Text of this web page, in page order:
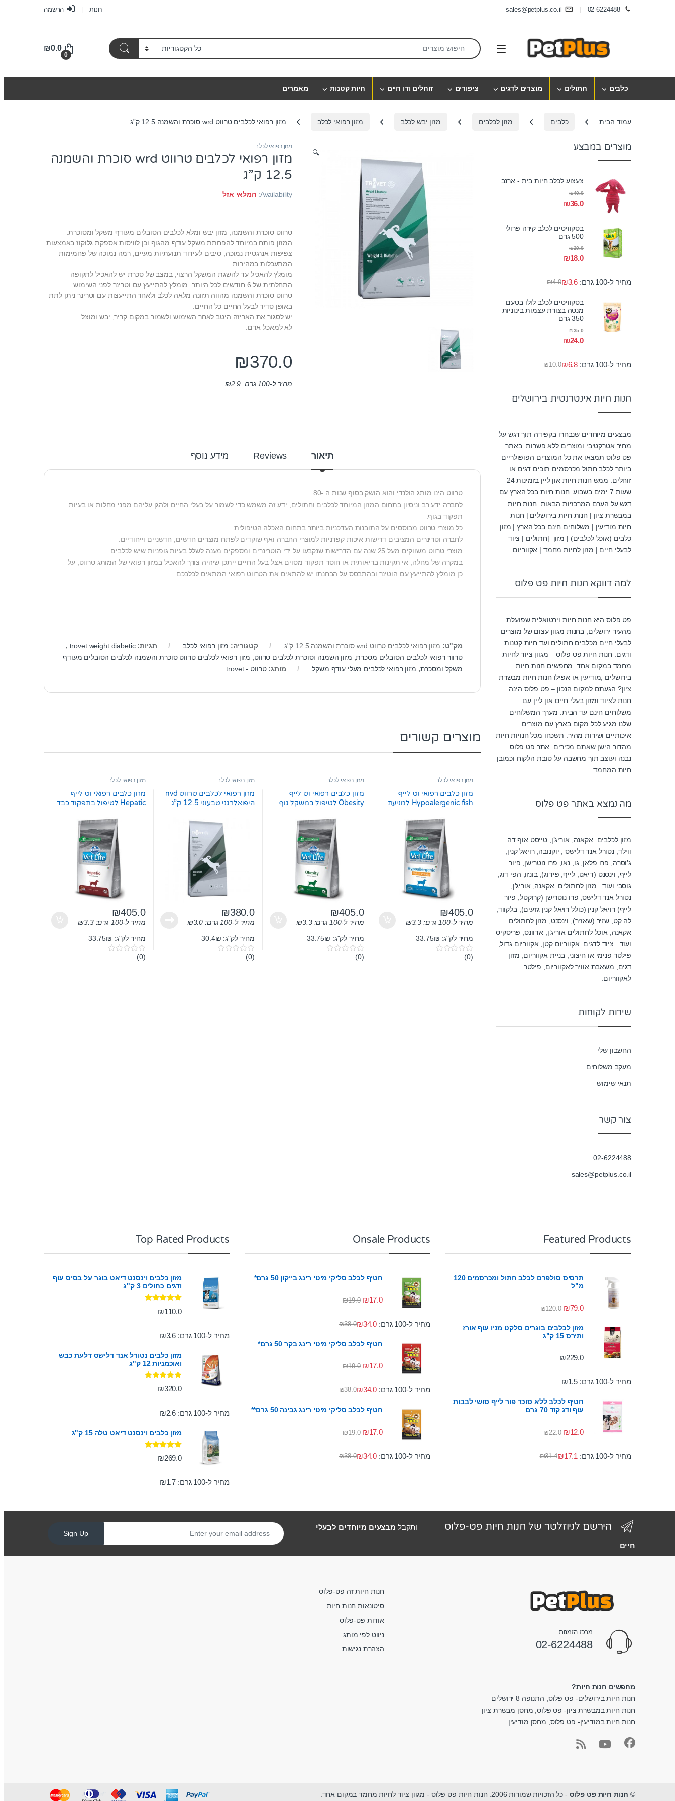
Skip to navigation
02-6224488
sales@petplus.co.il חנות הרשמה
Open
Search for:
0
₪0.0
כלבים חתולים מוצרים לדגים ציפורים זוחלים ודו חיים חיות קטנות מאמרים
עמוד הבית כלבים מזון לכלבים מזון יבש לכלב מזון רפואי לכלב מזון רפואי לכלבים טרווט wrd סוכרת והשמנה 12.5 ק”ג
🔍
מזון רפואי לכלב
מזון רפואי לכלבים טרווט wrd סוכרת והשמנה
12.5 ק”ג
Availability: המלאי אזל
טרווט סוכרת והשמנה, מזון יבש ומלא לכלבים הסובלים מעודף משקל ומסוכרת.
המזון פותח במיוחד להפחתת משקל עודף מהגוף וכן לוויסות אספקת גלוקוז באמצעות
צפיפות אנרגטית נמוכה, סיבים לעידוד תנועתיות מעיים, רמה נמוכה של פחמימות
המתעכלות במהירות.
מומלץ להאכיל עד להשגת המשקל הרצוי, במצב של סכרת יש להאכיל לתקופה
התחלתית של 6 חודשים לכל היותר. מומלץ להתייעץ עם וטרינר לפני השימוש.
טרווט סוכרת והשמנה מהווה תזונה מלאה לכלב ולאחר התייעצות עם וטרינר ניתן לתת
באופן סדיר לבעל החיים כל החיים.
יש לסגור את האריזה היטב לאחר השימוש ולשמור במקום קריר, יבש ומוצל.
לא למאכל אדם.
₪370.0
מחיר ל-100 גרם: ₪2.9
תיאור Reviews מידע נוסף
טרווט הינו מותג הולנדי והוא הושק בסוף שנות ה -80.
לחברה ידע רב וניסיון בתחום המזון המיוחד לכלבים וחתולים, ידע זה משמש כדי לשמור על בעלי החיים ולהגן עליהם מפני מחלות או בעיות
תפקוד בגוף.
כל מוצרי טרווט מבוססים על התובנות העדכניות ביותר בתחום האכלה הטיפולית.
לחברה וטרינרים המציבים דרישות איכות קפדניות למוצרי החברה ואף שוקדים לפתח מוצרים חדשים, חדשניים וייחודיים.
מוצרי טרווט משווקים מעל 25 שנה עם הדרישות שנקבעו על ידי הוטרינרים ומספקים מענה לשלל בעיות גופניות שיש לכלבים.
במקרה של מחלה, אי תקינות בריאותית או חוסר תפקוד מסוים אצל בעל החיים ייתכן שיהיה צורך להאכיל במזון רפואי של המותג טרווט, על
כן מומלץ להתייעץ עם הוטינר ובהתבסס על הבחנתו יש להתאים את הטרווט רפואי המתאים לכלבכם.
מק"ט: מזון רפואי לכלבים טרווט wrd סוכרת והשמנה 12.5 ק"ג קטגוריה: מזון רפואי לכלב תגיות:trovet weight diabetic.
,
טרוור רפואי לכלבים הסובלים מסכרת, מזון השמנה וסוכרת לכלבים טרווט, מזון רפואי לכלבים טרווט סוכרת והשמנה לכלבים הסובלים מעודף
משקל ומסכרת, מזון רפואי לכלבים מעלי עודף משקל מותג:טרווט - trovet
מוצרים קשורים
מזון רפואי לכלב
מזון כלבים רפואי וט לייף
Hypoalergenic fish למניעת
₪405.0
מחיר ל-100 גרם: ₪3.3
מחיר לק"ג: 33.75₪
0(0)
מזון רפואי לכלב
מזון כלבים רפואי וט לייף
Obesity לטיפול במשקל גוף
₪405.0
מחיר ל-100 גרם: ₪3.3
מחיר לק"ג: 33.75₪
0
(0)
מזון רפואי לכלב
מזון רפואי לכלבים טרווט nvd
היפואלרגני טבעוני 12.5 ק”ג
₪380.0
מחיר ל-100 גרם: ₪3.0
מחיר לק"ג: 30.4₪
0(0)
מזון רפואי לכלב
מזון כלבים רפואי וט לייף
Hepatic לטיפול בתפקוד כבד
₪405.0
מחיר ל-100 גרם: ₪3.3
מחיר לק"ג: 33.75₪
0
(0)
מוצרים במבצע
צעצוע לכלב חיות בית - ארנב
₪36.0
₪40.0
בסקוויטים לכלב קירה פרולי
500 גרם
₪18.0
₪20.0
מחיר ל-100 גרם: ₪4.0₪3.6
בסקוויטים לכלב לולו בטעם
מנטה בצורת עצמות בינוניות
350 גרם
₪24.0
₪35.0
מחיר ל-100 גרם: ₪10.0₪6.8
חנות חיות אינטרנטית בירושלים
מבצעים מיוחדים שנבחרו בקפידה תוך דגש על
מחיר אטרקטיבי ומוצרים ללא פשרות. באתר
פט פלוס תמצאו את כל המוצרים הפופולריים
ביותר לכלב חתול מכרסמים תוכים דגים או
זוחלים. ממש חנות חיות און ליין בזמינות 24
שעות 7 ימים בשבוע. חנות חיות בכל הארץ עם
דגש על הערם המרכזיות הבאות: חנות חיות
במבשרת ציון | חנות חיות בירושלים | חנות
חיות מודיעין | משלוחים חינם בכל הארץ | מזון
כלבים (אוכל לכלבים) | מזון |חתולים | ציוד
לבעלי חיים | מזון לחיות מחמד | אקווריום
למה דווקא חנות חיות פט פלוס
פט פלוס היא חנות חיות וירטואלית שפועלת
מהעיר ירושלים, בחנות מגוון עצום של מוצרים
לבעלי חיים מכלבים חתולים ועד חיות קטנות
ודגים. חנות חיות פט פלוס – מגוון ציוד לחיות
מחמד במקום אחד. מחפשים חנות חיות
בירושלים ,מודיעין או אפילו חנות חיות מבשרת
ציון? הגעתם למקום הנכון – פט פלוס הינה
חנות לציוד ומזון בעלי חיים און ליין עם
משלוחים חינם עד הבית. מערך המשלוחים
שלנו מגיע לכל מקום בארץ עם מוצרים
איכותיים ושירות מהיר. תשכחו מכל חנויות חיות
מהדור הישן שאתם מכירים. אתר פט פלוס
נבנה ועוצב תוך מחשבה על טובת הלקוח וכמובן
חיות המחמד.
מה נמצא באתר פט פלוס
מזון לכלבים: אקאנה, אוריג’ן, טייסט אוף דה
ווילד, נטורל אנד דלישס , יוקנובה, רויאל קנין,
ג’וסרה, פרו פלאן, גו, נאו, פרו נוטרישן, פיור
לייף, וינסנט (דיאט, לייף, פידוג), בונזו, הפי דוג,
גוסבי ועוד.. מזון לחתולים: אקאנה, אוריג’ן,
נטורל אנד דלישס, פרו נוטרישן (קרוקטל, פיור
לייף) רויאל קנין (כולל רויאל קנין גזעים), בלקווד,
לה קט, שזיר (שאזיר), וינסנט, מזון לחתולים
אקאנה, אוכל לחתולים אוריג’ן, אדוונס, פריסקיס
ועוד.. ציוד לדגים: אקווריום קטן, אקווריום גדול,
פילטר פנימי או חיצוני, בניית אקווריום, מזון
דגים, משאבת אוויר לאקווריום, פילטר
לאקווריום.
שירות לקוחות
החשבון שלי
מעקב משלוחים
תנאי שימוש
צור קשר
02-6224488
sales@petplus.co.il
Featured Products
תרסיס סולפרם לכלב חתול ומכרסמים 120
מ"ל
₪79.0
₪120.0
מזון לכלבים בוגרים סלקט מניו עוף אורז
ותירס 15 ק"ג
₪229.0
מחיר ל-100 גרם: ₪1.5
חטיף לכלב ללא סוכר פור לייף סושי לבבות
עוף ודג קוד 70 גרם
₪12.0
₪22.0
מחיר ל-100 גרם: ₪31.4₪17.1
Onsale Products
חטיף לכלב סליקי מיטי רינג בייקון 50 גרם*
₪17.0
₪19.0
מחיר ל-100 גרם: ₪38.0₪34.0
חטיף לכלב סליקי מיטי רינג בקר 50 גרם*
₪17.0
₪19.0
מחיר ל-100 גרם: ₪38.0₪34.0
חטיף לכלב סליקי מיטי רינג גבינה 50 גרם**
₪17.0
₪19.0
מחיר ל-100 גרם: ₪38.0₪34.0
Top Rated Products
מזון כלבים וינסנט דיאט בוגר על בסיס עוף
ודגים כחולים 3 ק"ג
דורג 5.00
מתוך 5 ₪110.0
מחיר ל-100 גרם: ₪3.6
מזון כלבים נטורל אנד דלישס דלעת כבש
ואוכמניות 12 ק"ג
דורג5.00
מתוך 5 ₪320.0
מחיר ל-100 גרם: ₪2.6
מזון כלבים וינסנט דיאט טלה 15 ק"ג
דורג5.00
מתוך 5 ₪269.0
מחיר ל-100 גרם: ₪1.7
הירשם לניוזלטר של חנות חיות פט-פלוס ותקבל מבצעים מיוחדים לבעלי
חיים
Sign Up
מרכז הזמנות
02-6224488
מחפשים חנות חיות?
חנות חיות בירושלים- פט פלוס, התנופה 8 ירושלים
חנות חיות במבשרת ציון- פט פלוס, מחסן מבשרת ציון
חנות חיות במודיעין- פט פלוס, מחסן מודיעין
חנות חיות זה פט-פלוס
סיטונאות חנות חיות
אודות פט-פלוס
ניווט לפי מותג
הצהרת נגישות
© חנות חיות פט פלוס - כל הזכויות שמורות 2006. חנות חיות פט פלוס - מגוון ציוד לחיות מחמד במקום אחד.